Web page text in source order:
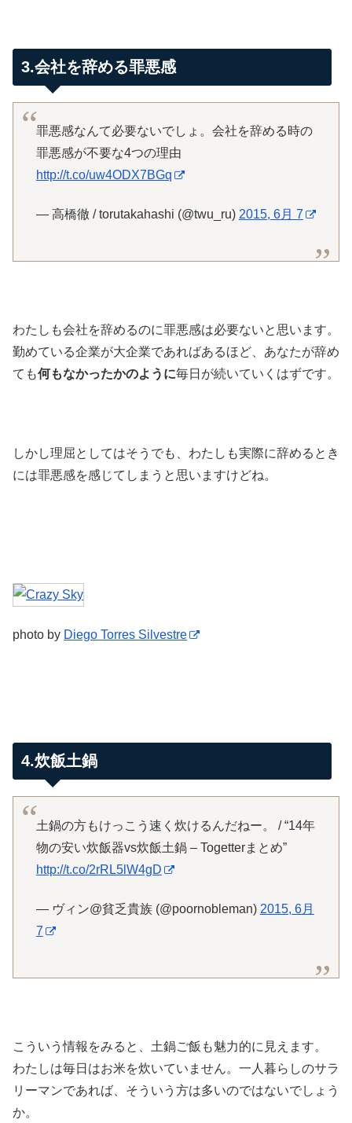
3.会社を辞める罪悪感
罪悪感なんて必要ないでしょ。会社を辞める時の
罪悪感が不要な4つの理由
http://t.co/uw4ODX7BGq
— 高橋徹 / torutakahashi (@twu_ru) 2015, 6月 7
わたしも会社を辞めるのに罪悪感は必要ないと思います。
勤めている企業が大企業であればあるほど、あなたが辞め
ても何もなかったかのように毎日が続いていくはずです。
しかし理屈としてはそうでも、わたしも実際に辞めるとき
には罪悪感を感じてしまうと思いますけどね。
photo by Diego Torres Silvestre
4.炊飯土鍋
土鍋の方もけっこう速く炊けるんだねー。 / “14年
物の安い炊飯器vs炊飯土鍋 – Togetterまとめ”
http://t.co/2rRL5lW4gD
— ヴィン@貧乏貴族 (@poornobleman) 2015, 6月
7
こういう情報をみると、土鍋ご飯も魅力的に見えます。
わたしは毎日はお米を炊いていません。一人暮らしのサラ
リーマンであれば、そういう方は多いのではないでしょう
か。